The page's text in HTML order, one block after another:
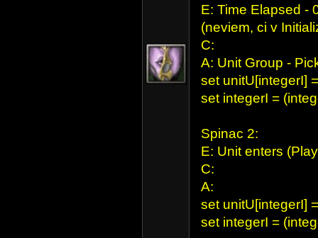
E: Time Elapsed -
(neviem, ci v
C:
A: Unit Group -
set unitU[integerI]
set integerI =
Spinac 2:
E: Unit enters
C:
A:
set unitU[integerI]
set integerI =